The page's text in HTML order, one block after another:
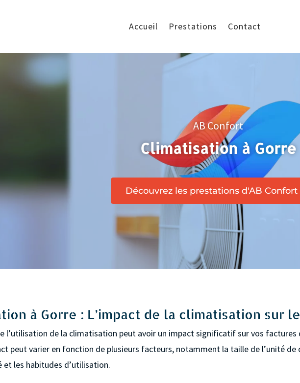
Accueil Prestations Contact
AB Confort
Climatisation à Gorre
Découvrez les prestations d'AB Confort
à Gorre : L’impact de la climatisation sur
l’utilisation de la climatisation peut avoir un impact significatif sur vos
peut varier en fonction de plusieurs facteurs, notamment la taille de l’unité
et les habitudes d’utilisation.